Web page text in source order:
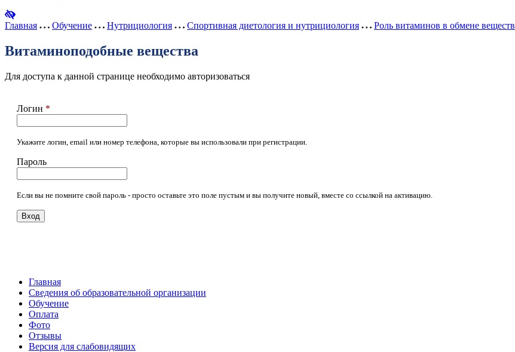
Главная Обучение Нутрициология Спортивная диетология и нутрициология Роль витаминов в обмене веществ
Витаминоподобные вещества
Для доступа к данной странице необходимо авторизоваться
Логин *
Укажите логин, email или номер телефона, которые вы использовали при регистрации.
Пароль
Если вы не помните свой пароль - просто оставьте это поле пустым и вы получите новый, вместе со ссылкой на активацию.
Вход
Главная
Сведения об образовательной организации
Обучение
Оплата
Фото
Отзывы
Версия для слабовидящих